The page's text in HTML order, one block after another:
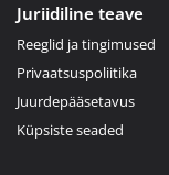
Juriidiline teave
Reeglid ja tingimused
Privaatsuspoliitika
Juurdepääsetavus
Küpsiste seaded